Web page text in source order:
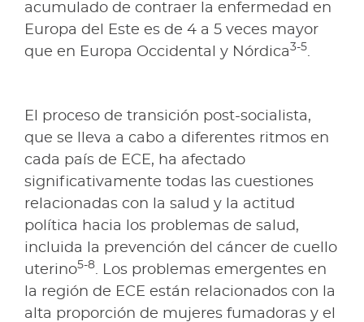
acumulado de contraer la enfermedad en
Europa del Este es de 4 a 5 veces mayor
que en Europa Occidental y Nórdica3-5.
El proceso de transición post-socialista,
que se lleva a cabo a diferentes ritmos en
cada país de ECE, ha afectado
significativamente todas las cuestiones
relacionadas con la salud y la actitud
política hacia los problemas de salud,
incluida la prevención del cáncer de cuello
uterino5-8. Los problemas emergentes en
la región de ECE están relacionados con la
alta proporción de mujeres fumadoras y el